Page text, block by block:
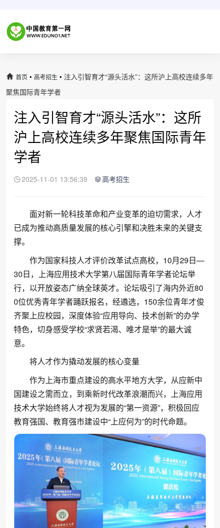
首页 • 高考招生 • 注入引智育才“源头活水”：这所沪上高校连续多年
聚焦国际青年学者
注入引智育才“源头活水”：这所
沪上高校连续多年聚焦国际青年
学者
2025-11-01 13:56:39 高考招生
面对新一轮科技革命和产业变革的迫切需求，人才
已成为推动高质量发展的核心引擎和决胜未来的关键支
撑。
作为国家科技人才评价改革试点高校，10月29日—
30日，上海应用技术大学第八届国际青年学者论坛举
行，以开放姿态广纳全球英才。论坛吸引了海内外近80
0位优秀青年学者踊跃报名，经遴选，150余位青年才俊
齐聚上应校园，深度体验“应用导向、技术创新”的办学
特色，切身感受学校“求贤若渴、唯才是举”的最大诚
意。
将人才作为撬动发展的核心变量
作为上海市重点建设的高水平地方大学，从应新中
国建设之需而立，到乘新时代改革浪潮而兴，上海应用
技术大学始终将人才视为发展的“第一资源”，积极回应
教育强国、教育强市建设中“上应何为”的时代命题。